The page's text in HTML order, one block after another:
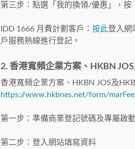
第三步：點選「我的換領/優惠」，按
IDD 1666 月費計劃客戶： 按此登入網
戶服務熱線進行登記。
2. 香港寬頻企業方案、HKBN
香港寬頻企業方案、HKBN JOS及
https://www.hkbnes.net/form/
第一步：準備商業登記號碼及專屬啟
第二步：登入網站填寫資料